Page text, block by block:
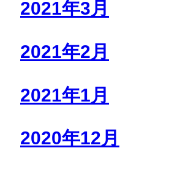
2021年3月
2021年2月
2021年1月
2020年12月